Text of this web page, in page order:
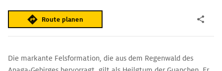
Route planen
Die markante Felsformation, die aus dem Regenwald des